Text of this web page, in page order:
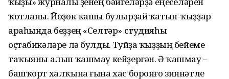
ҡотланы. Йөҙөк ҡашы булырҙай ҡатын-ҡыҙҙар
араһында беҙҙең «Селтәр» студияһы
оҫтабикәләре лә булды. Туйҙа ҡыҙҙың бейеме
таҡыяны алып ҡашмау кейҙергән. Ә ҡашмау –
башҡорт халҡына ғына хас боронғо зиннәтле